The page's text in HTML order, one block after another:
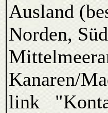
Ausland
Norden,
Kanaren/
link